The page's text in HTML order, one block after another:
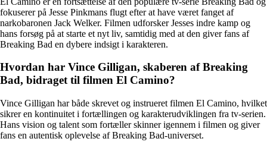
fokuserer på Jesse Pinkmans flugt efter at have været fanget af
narkobaronen Jack Welker. Filmen udforsker Jesses indre kamp og
hans forsøg på at starte et nyt liv, samtidig med at den giver fans af
Breaking Bad en dybere indsigt i karakteren.
Hvordan har Vince Gilligan, skaberen af Breaking
Bad, bidraget til filmen El Camino?
Vince Gilligan har både skrevet og instrueret filmen El Camino, hvilket
sikrer en kontinuitet i fortællingen og karakterudviklingen fra tv-serien.
Hans vision og talent som fortæller skinner igennem i filmen og giver
fans en autentisk oplevelse af Breaking Bad-universet.